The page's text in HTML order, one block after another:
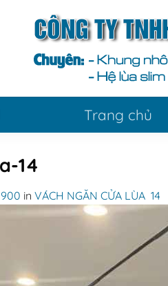
Trang chủ
14
in VÁCH NGĂN CỬA LÙA 14